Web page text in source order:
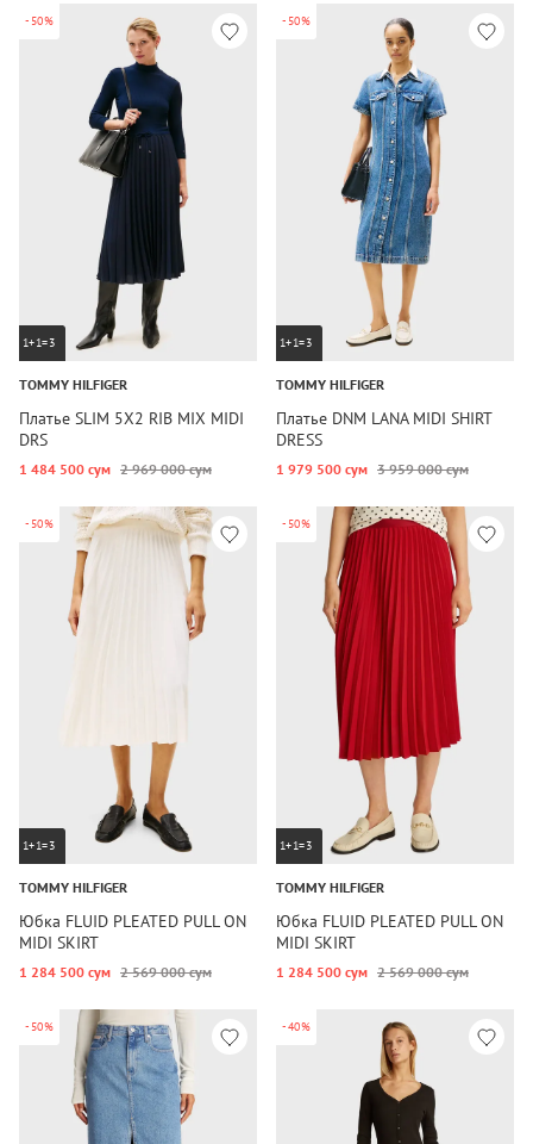
-50%
1+1=3
TOMMY HILFIGER
Платье SLIM 5X2 RIB MIX MIDI
DRS
1 484 500 сум 2 969 000 сум
-50%
1+1=3
TOMMY HILFIGER
Платье DNM LANA MIDI SHIRT
DRESS
1 979 500 сум 3 959 000 сум
-50%
1+1=3
TOMMY HILFIGER
Юбка FLUID PLEATED PULL ON
MIDI SKIRT
1 284 500 сум 2 569 000 сум
-50%
1+1=3
TOMMY HILFIGER
Юбка FLUID PLEATED PULL ON
MIDI SKIRT
1 284 500 сум 2 569 000 сум
-50% -40%